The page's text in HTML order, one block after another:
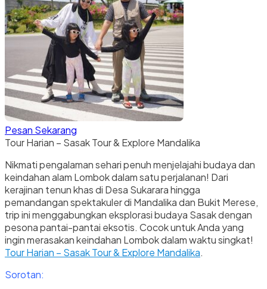
Pesan Sekarang
Tour Harian – Sasak Tour & Explore Mandalika
Nikmati pengalaman sehari penuh menjelajahi budaya dan
keindahan alam Lombok dalam satu perjalanan! Dari
kerajinan tenun khas di Desa Sukarara hingga
pemandangan spektakuler di Mandalika dan Bukit Merese,
trip ini menggabungkan eksplorasi budaya Sasak dengan
pesona pantai-pantai eksotis. Cocok untuk Anda yang
ingin merasakan keindahan Lombok dalam waktu singkat!
Tour Harian – Sasak Tour & Explore Mandalika.
Sorotan: